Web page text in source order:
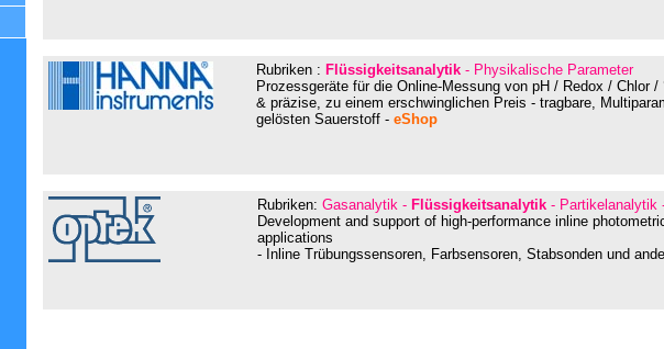
Rubriken : Flüssigkeitsanalytik - Physikalische Parameter
Prozessgeräte für die Online-Messung von pH / Redox / Chlor
& präzise, zu einem erschwinglichen Preis - tragbare,
gelösten Sauerstoff - eShop
Rubriken: Gasanalytik - Flüssigkeitsanalytik - Partikelanalytik
Development and support of high-performance inline
applications
- Inline Trübungssensoren, Farbsensoren, Stabsonden und